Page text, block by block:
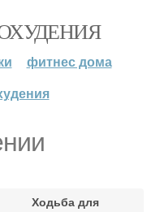
фитнес дома
Ходьба для